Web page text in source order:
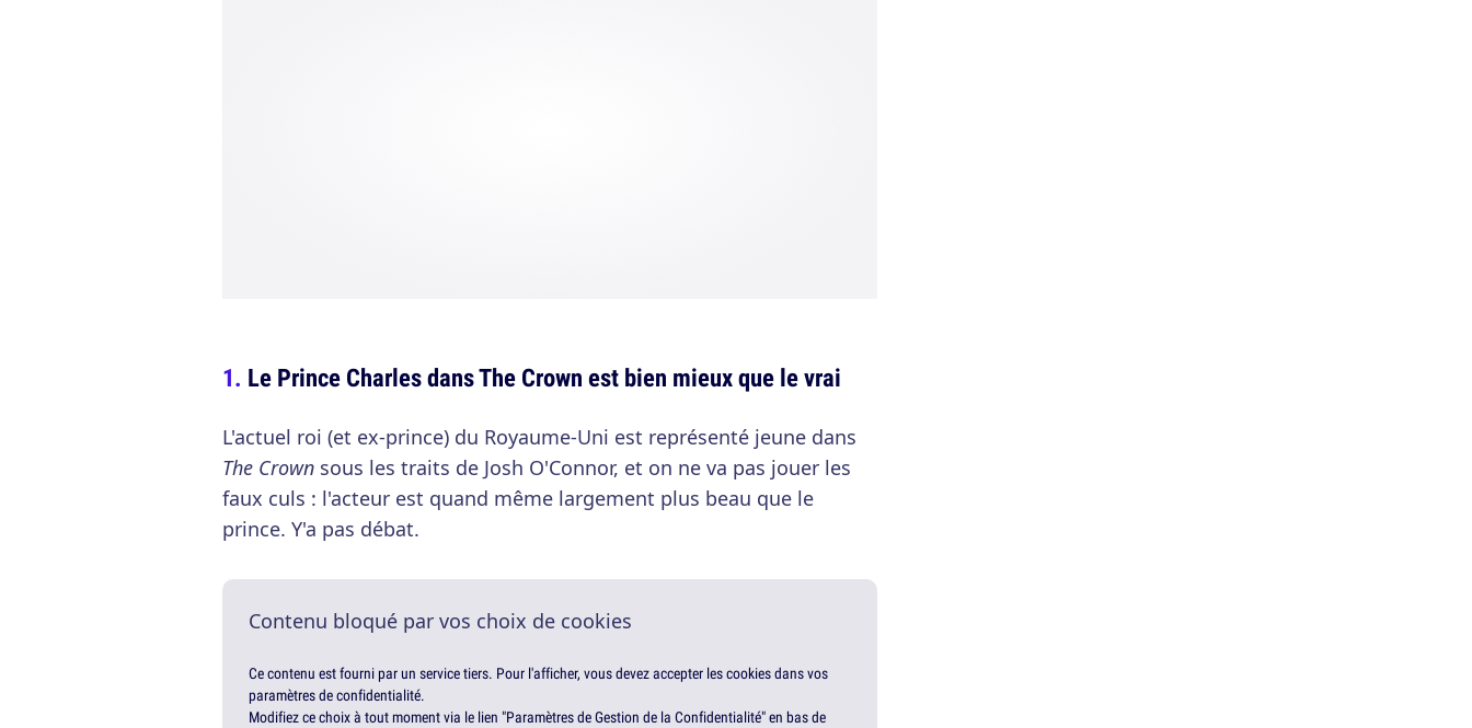
Le Prince Charles dans The Crown est bien mieux que le vrai
L'actuel roi (et ex-prince) du Royaume-Uni est représenté jeune dans
The Crown sous les traits de Josh O'Connor, et on ne va pas jouer les
faux culs : l'acteur est quand même largement plus beau que le
prince. Y'a pas débat.
Contenu bloqué par vos choix de cookies
Ce contenu est fourni par un service tiers. Pour l'afficher, vous devez accepter les cookies dans vos
paramètres de confidentialité.
Modifiez ce choix à tout moment via le lien "Paramètres de Gestion de la Confidentialité" en bas de